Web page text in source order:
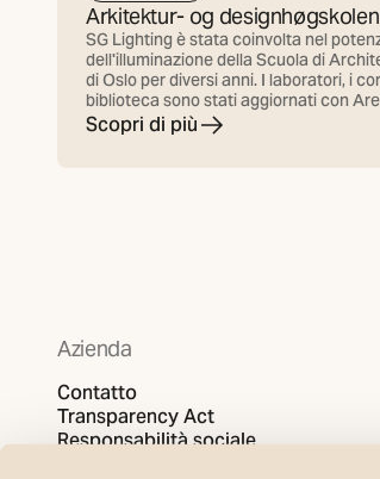
Arkitektur- og
SG Lighting è stata coinvolta nel
dell'illuminazione della Scuola di
di Oslo per diversi anni. I laboratori, i
biblioteca sono stati aggiornati con
Scopri di più
Azienda
Contatto
Transparency Act
Responsabilità sociale